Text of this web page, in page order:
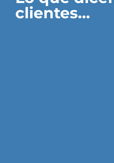
clientes...